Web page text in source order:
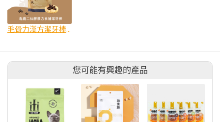
毛骨力漢方潔牙棒-龜鹿二仙膠15入
您可能有興趣的產品